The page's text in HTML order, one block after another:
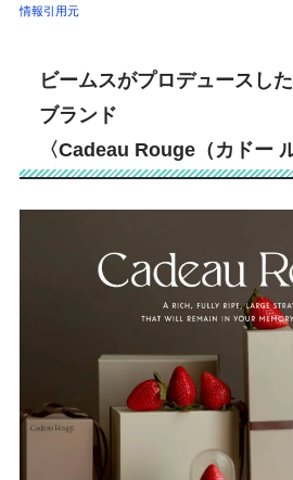
情報引用元
ビームスがプロデュースし
ブランド
〈Cadeau Rouge（カドー